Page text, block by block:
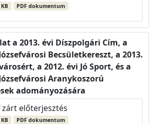
PDF dokumentum
a 2013. évi Díszpolgári Cím, a
Becsületkereszt, a 2013.
a 2012. évi Jó Sport, és a
Aranykoszorú
adományozására
zárt előterjesztés
PDF dokumentum